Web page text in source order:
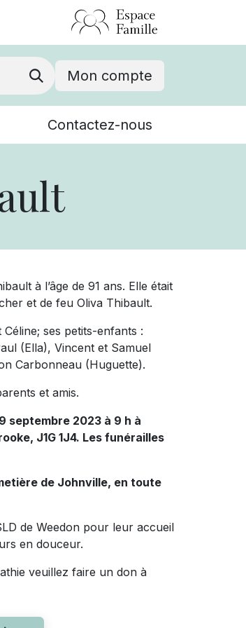
Mon compte
Événements
Contactez-nous
à l’âge de 91 ans. Elle était
et de feu Oliva Thibault.
ses petits-enfants :
(Ella), Vincent et Samuel
Carbonneau (Huguette).
et amis.
septembre 2023 à 9 h à
J1G 1J4. Les funérailles
de Johnville, en toute
de Weedon pour leur accueil
en douceur.
veuillez faire un don à